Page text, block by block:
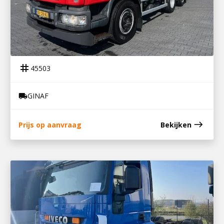
45503
GINAF C31271 (IVECO TECTOR)
tag 45503
local_shippingGINAF
Prijs op aanvraag Bekijken east